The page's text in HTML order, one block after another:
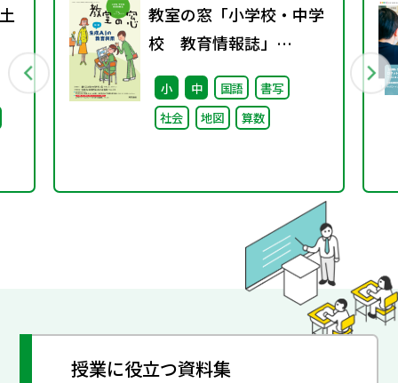
教室の窓「小学校・中学
校 教育情報誌」
vol.75 2025年4月発行
小 中 国語
書写
社会
地図 算数
授業に役立つ資料集